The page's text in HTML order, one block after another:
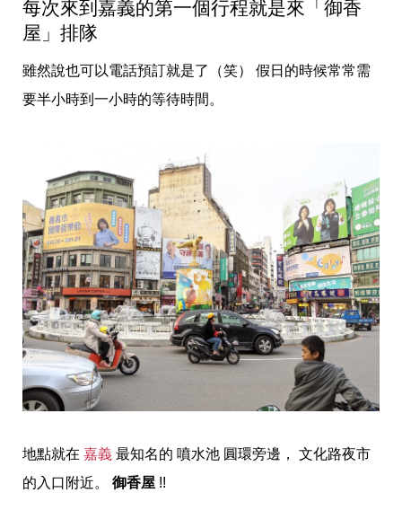
每次來到嘉義的第一個行程就是來「御香
屋」排隊
雖然說也可以電話預訂就是了（笑） 假日的時候常常需
要半小時到一小時的等待時間。
地點就在 嘉義最知名的 噴水池 圓環旁邊， 文化路夜市
的入口附近。 御香屋!!